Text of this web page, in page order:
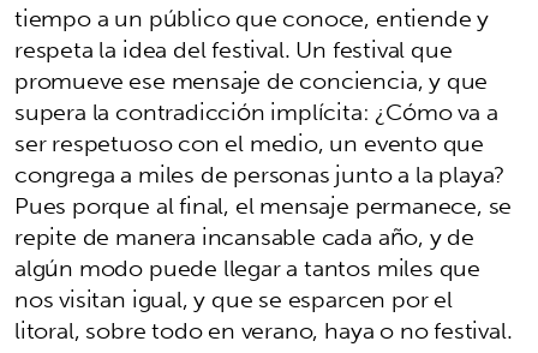
tiempo a un público que conoce, entiende y
respeta la idea del festival. Un festival que
promueve ese mensaje de conciencia, y que
supera la contradicción implícita: ¿Cómo va a
ser respetuoso con el medio, un evento que
congrega a miles de personas junto a la playa?
Pues porque al final, el mensaje permanece, se
repite de manera incansable cada año, y de
algún modo puede llegar a tantos miles que
nos visitan igual, y que se esparcen por el
litoral, sobre todo en verano, haya o no festival.